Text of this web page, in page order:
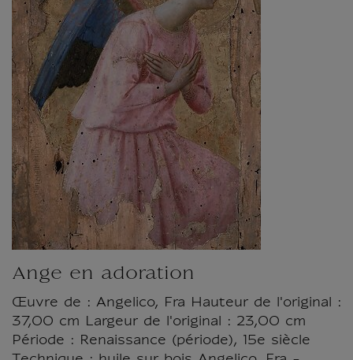
Ange en adoration
Œuvre de : Angelico, Fra Hauteur de l'original :
37,00 cm Largeur de l'original : 23,00 cm
Période : Renaissance (période), 15e siècle